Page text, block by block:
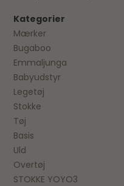
Kategorier
Mærker
Bugaboo
Emmaljunga
Babyudstyr
Legetøj
Stokke
Tøj
Basis
Uld
Overtøj
STOKKE YOYO3